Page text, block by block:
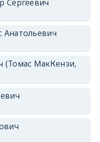
Сергеевич
МакКензи,